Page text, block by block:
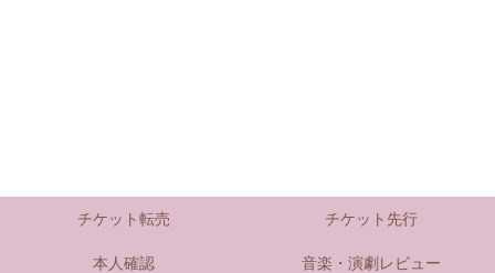
チケット転売 チケット先行
本人確認 音楽・演劇レビュー